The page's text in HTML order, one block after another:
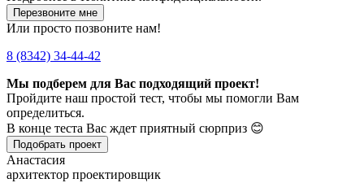
Перезвоните мне
Или просто позвоните нам!
8 (8342) 34-44-42
Мы подберем для Вас подходящий проект!
Пройдите наш простой тест, чтобы мы помогли Вам
определиться.
В конце теста Вас ждет приятный сюрприз 😊
Подобрать проект
Анастасия
архитектор проектировщик